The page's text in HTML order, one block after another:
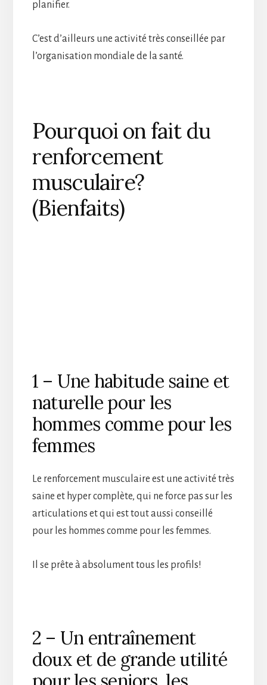
planifier.
C’est d’ailleurs une activité très conseillée par
l’organisation mondiale de la santé.
Pourquoi on fait du
renforcement
musculaire?
(Bienfaits)
1 – Une habitude saine et
naturelle pour les
hommes comme pour les
femmes
Le renforcement musculaire est une activité très
saine et hyper complète, qui ne force pas sur les
articulations et qui est tout aussi conseillé
pour les hommes comme pour les femmes.
Il se prête à absolument tous les profils!
2 – Un entraînement
doux et de grande utilité